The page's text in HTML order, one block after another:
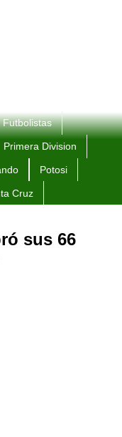
Futbolistas
Primera Division
Potosi
Cruz
sus 66